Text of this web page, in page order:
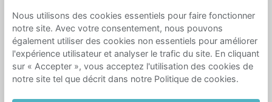
Nous utilisons des cookies essentiels pour faire fonctionner
notre site. Avec votre consentement, nous pouvons
également utiliser des cookies non essentiels pour améliorer
l'expérience utilisateur et analyser le trafic du site. En cliquant
sur « Accepter », vous acceptez l'utilisation des cookies de
notre site tel que décrit dans notre Politique de cookies.